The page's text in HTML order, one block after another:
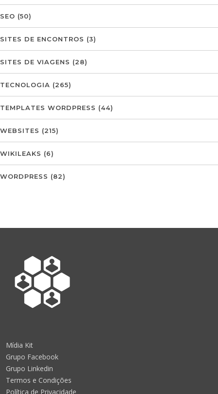
SEO (50)
SITES DE ENCONTROS (3)
SITES DE VIAGENS (28)
TECNOLOGIA (265)
TEMPLATES WORDPRESS (44)
WEBSITES (215)
WIKILEAKS (6)
WORDPRESS (82)
Mídia Kit
Grupo Facebook
Grupo Linkedin
Termos e Condições
Política de Privacidade